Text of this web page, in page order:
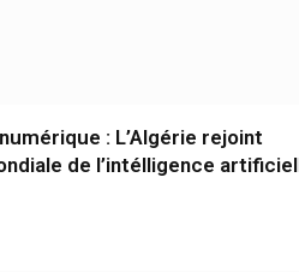
: L’Algérie rejoint
de l’intélligence